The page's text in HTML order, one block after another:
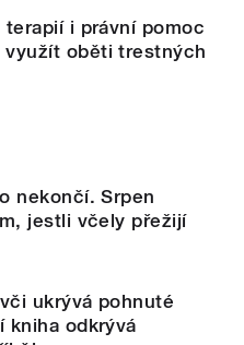
i právní pomoc
využít oběti trestných
nekončí. Srpen
jestli včely přežijí
ukrývá pohnuté
kniha odkrývá